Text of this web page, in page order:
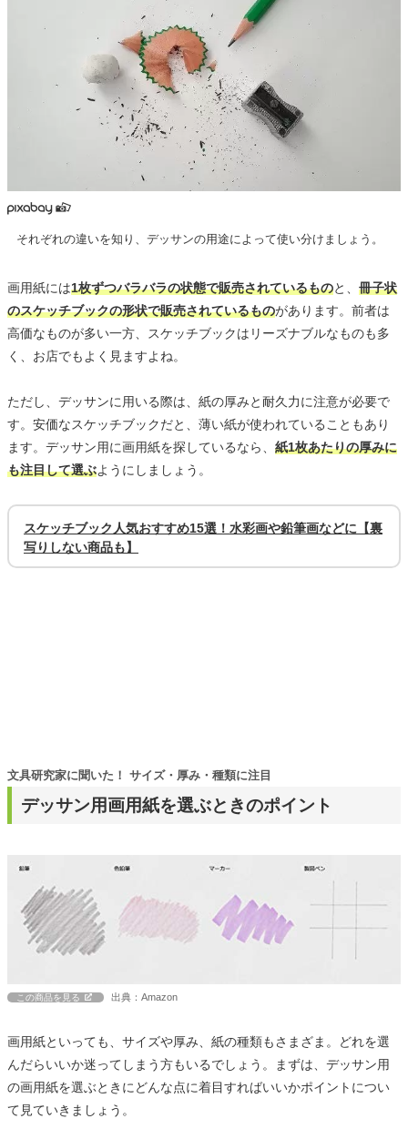
それぞれの違いを知り、デッサンの用途によって使い分けましょう。
画用紙には1枚ずつバラバラの状態で販売されているものと、 冊子状
のスケッチブックの形状で販売されているものがあります。前者は
高価なものが多い一方、スケッチブックはリーズナブルなものも多
く、お店でもよく見ますよね。
ただし、デッサンに用いる際は、紙の厚みと耐久力に注意が必要で
す。安価なスケッチブックだと、薄い紙が使われていることもあり
ます。デッサン用に画用紙を探しているなら、 紙1枚あたりの厚みに
も注目して選ぶようにしましょう。
スケッチブック人気おすすめ15選！水彩画や鉛筆画などに【裏
写りしない商品も】
デッサン用画用紙を選ぶときのポイント
文具研究家に聞いた！ サイズ・厚み・種類に注目
この商品を見る 出典：Amazon
画用紙といっても、サイズや厚み、紙の種類もさまざま。どれを選
んだらいいか迷ってしまう方もいるでしょう。まずは、デッサン用
の画用紙を選ぶときにどんな点に着目すればいいかポイントについ
て見ていきましょう。